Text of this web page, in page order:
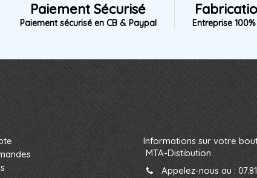
Paiement Sécurisé
Paiement sécurisé en CB & Paypal
Entreprise
Informations sur votre
MTA-Distibution
Appelez-nous au :